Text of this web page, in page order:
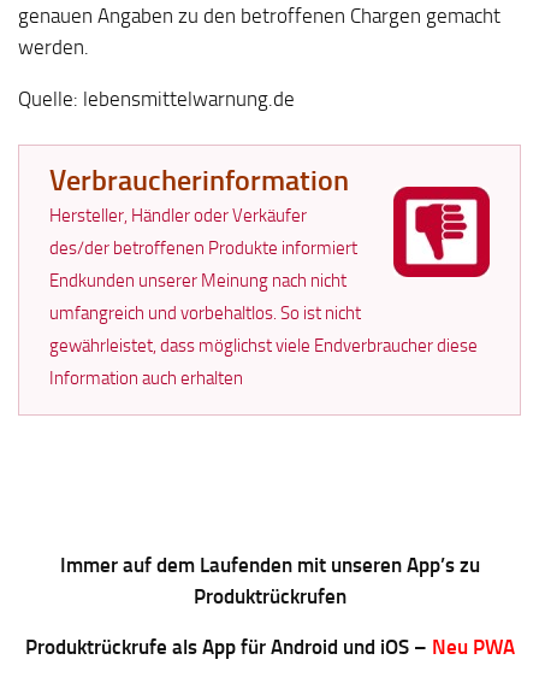
genauen Angaben zu den betroffenen Chargen gemacht
werden.
Quelle: lebensmittelwarnung.de
Verbraucherinformation
Hersteller, Händler oder Verkäufer
des/der betroffenen Produkte informiert
Endkunden unserer Meinung nach nicht
umfangreich und vorbehaltlos. So ist nicht
gewährleistet, dass möglichst viele Endverbraucher diese
Information auch erhalten
Immer auf dem Laufenden mit unseren App’s zu
Produktrückrufen
Produktrückrufe als App für Android und iOS – Neu PWA